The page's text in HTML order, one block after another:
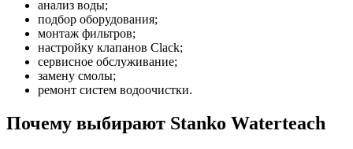
анализ воды;
подбор оборудования;
монтаж фильтров;
настройку клапанов Clack;
сервисное обслуживание;
замену смолы;
ремонт систем водоочистки.
Почему выбирают Stanko Waterteach